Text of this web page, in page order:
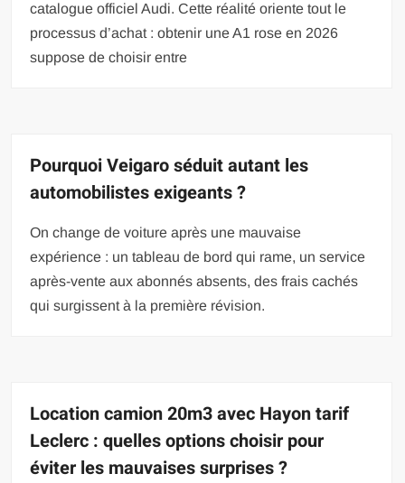
catalogue officiel Audi. Cette réalité oriente tout le
processus d’achat : obtenir une A1 rose en 2026
suppose de choisir entre
Pourquoi Veigaro séduit autant les
automobilistes exigeants ?
On change de voiture après une mauvaise
expérience : un tableau de bord qui rame, un service
après-vente aux abonnés absents, des frais cachés
qui surgissent à la première révision.
Location camion 20m3 avec Hayon tarif
Leclerc : quelles options choisir pour
éviter les mauvaises surprises ?